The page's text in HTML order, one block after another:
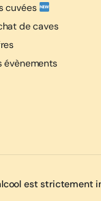
cuvées
de caves
évènements
est strictement